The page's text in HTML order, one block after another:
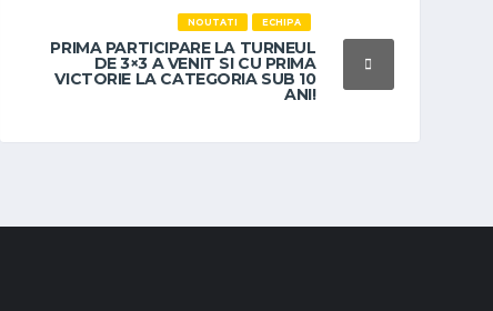
ECHIPA
NOUTATI
PRIMA PARTICIPARE LA TURNEUL
DE 3×3 A VENIT SI CU PRIMA
VICTORIE LA CATEGORIA SUB 10
ANI!